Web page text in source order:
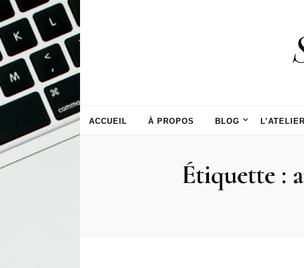
ACCUEIL À PROPOS BLOG L’ATELIER
Étiquette :